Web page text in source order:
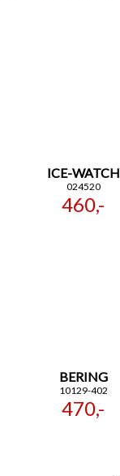
ICE-WATCH
024520
460,-
BERING
10129-402
470,-